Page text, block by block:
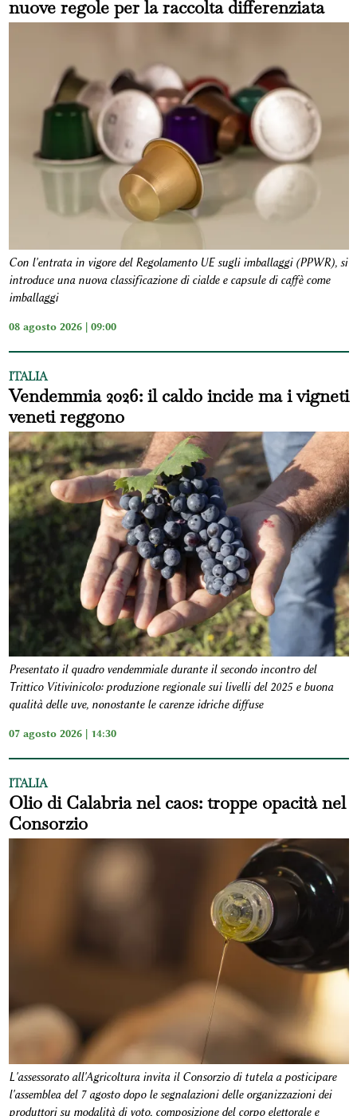
nuove regole per la raccolta differenziata
Con l'entrata in vigore del Regolamento UE sugli imballaggi (PPWR), si
introduce una nuova classificazione di cialde e capsule di caffè come
imballaggi
08 agosto 2026 | 09:00
ITALIA
Vendemmia 2026: il caldo incide ma i vigneti
veneti reggono
Presentato il quadro vendemmiale durante il secondo incontro del
Trittico Vitivinicolo: produzione regionale sui livelli del 2025 e buona
qualità delle uve, nonostante le carenze idriche diffuse
07 agosto 2026 | 14:30
ITALIA
Olio di Calabria nel caos: troppe opacità nel
Consorzio
L'assessorato all'Agricoltura invita il Consorzio di tutela a posticipare
l'assemblea del 7 agosto dopo le segnalazioni delle organizzazioni dei
produttori su modalità di voto, composizione del corpo elettorale e